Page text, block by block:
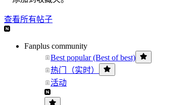
查看所有帖子
Fanplus community
Best popular (Best of best)
热门（实时）
活动